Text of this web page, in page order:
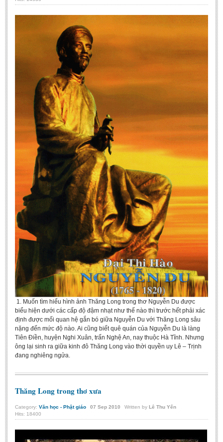
1. Muốn tìm hiểu hình ảnh Thăng Long trong thơ Nguyễn Du được
biểu hiện dưới các cấp độ đậm nhạt như thế nào thì trước hết phải xác
định được mối quan hệ gắn bó giữa Nguyễn Du với Thăng Long sâu
nặng đến mức độ nào. Ai cũng biết quê quán của Nguyễn Du là làng
Tiên Điền, huyện Nghi Xuân, trấn Nghệ An, nay thuộc Hà Tĩnh. Nhưng
ông lại sinh ra giữa kinh đô Thăng Long vào thời quyền uy Lê – Trịnh
đang nghiêng ngửa.
Thăng Long trong thơ xưa
Category: Văn học - Phật giáo 07 Sep 2010 Written by Lê Thu Yến
Hits: 18400